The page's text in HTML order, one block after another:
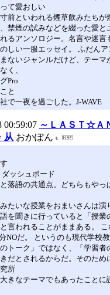
て愛おしい
前といわれる煙草飲みたちが
禁煙の試みなどを綴った愛と
るアンソロジー。名言や迷言
しい一服エッセイ。 ふだんア
ないジャンルだけど、テーマ
く、
Pro
と
で一夜を過ごした。J-WAVE
00:59:07 ～ＬＡＳＴ☆Ａ
从 おかぽん
ッシュボード
落語の共通点。どちらもやっ
たいな授業をおまいさんは演
を聞きに行っていると「授業
言われることがままある。
NOだ。 というのも現代学校
トーク」ではなく、「学習者
だとされるからだ。そのため
所
大きなテーマでもあったことに